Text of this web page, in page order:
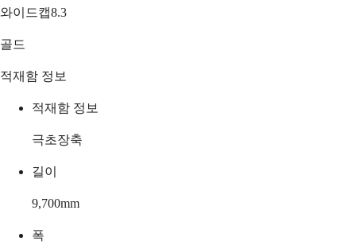
와이드캡8.3
골드
적재함 정보
적재함 정보
극초장축
길이
9,700mm
폭